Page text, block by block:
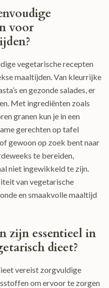
voor
vegetarische recepten
maaltijden. Van kleurrijke
en gezonde salades, er
Met ingrediënten zoals
granen kun je in een
gerechten op tafel
gewoon op zoek bent naar
te bereiden,
niet ingewikkeld te zijn.
van vegetarische
en smaakvolle maaltijd
zijn essentieel in
dieet?
vereist zorgvuldige
om ervoor te zorgen